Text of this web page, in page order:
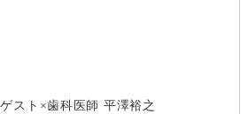
スト×歯科医師 平澤裕之